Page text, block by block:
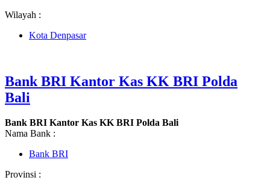
Wilayah :
Kota Denpasar
Bank BRI Kantor Kas KK BRI Polda
Bali
Bank BRI Kantor Kas KK BRI Polda Bali
Nama Bank :
Bank BRI
Provinsi :